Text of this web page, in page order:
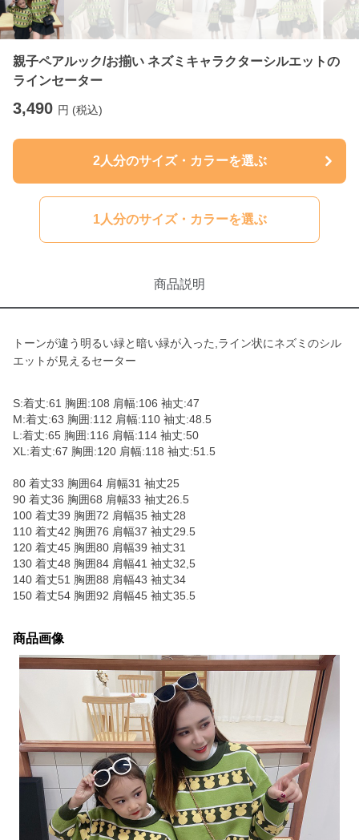
親子ペアルック/お揃い ネズミキャラクターシルエットの
ラインセーター
3,490 円 (税込)
2人分のサイズ・カラーを選ぶ
1人分のサイズ・カラーを選ぶ
商品説明
トーンが違う明るい緑と暗い緑が入った,ライン状にネズミのシル
エットが見えるセーター
S:着丈:61 胸囲:108 肩幅:106 袖丈:47
M:着丈:63 胸囲:112 肩幅:110 袖丈:48.5
L:着丈:65 胸囲:116 肩幅:114 袖丈:50
XL:着丈:67 胸囲:120 肩幅:118 袖丈:51.5
80 着丈33 胸囲64 肩幅31 袖丈25
90 着丈36 胸囲68 肩幅33 袖丈26.5
100 着丈39 胸囲72 肩幅35 袖丈28
110 着丈42 胸囲76 肩幅37 袖丈29.5
120 着丈45 胸囲80 肩幅39 袖丈31
130 着丈48 胸囲84 肩幅41 袖丈32,5
140 着丈51 胸囲88 肩幅43 袖丈34
150 着丈54 胸囲92 肩幅45 袖丈35.5
商品画像